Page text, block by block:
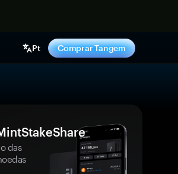
Pt Comprar Tangem
das